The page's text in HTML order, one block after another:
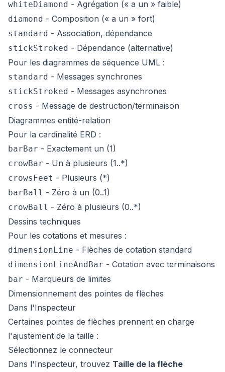
whiteDiamond - Agrégation (« a un » faible)
diamond - Composition (« a un » fort)
standard - Association, dépendance
stickStroked - Dépendance (alternative)
Pour les diagrammes de séquence UML :
standard - Messages synchrones
stickStroked - Messages asynchrones
cross - Message de destruction/terminaison
Diagrammes entité-relation
Pour la cardinalité ERD :
barBar - Exactement un (1)
crowBar - Un à plusieurs (1..*)
crowsFeet - Plusieurs (*)
barBall - Zéro à un (0..1)
crowBall - Zéro à plusieurs (0..*)
Dessins techniques
Pour les cotations et mesures :
dimensionLine - Flèches de cotation standard
dimensionLineAndBar - Cotation avec terminaisons
bar - Marqueurs de limites
Dimensionnement des pointes de flèches
Dans l'Inspecteur
Certaines pointes de flèches prennent en charge
l'ajustement de la taille :
Sélectionnez le connecteur
Dans l'Inspecteur, trouvez Taille de la flèche